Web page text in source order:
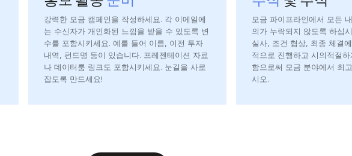
강력한 모금 캠페인을 작성하세요. 각 이메일에
는 수신자가 개인화된 느낌을 받을 수 있도록 변
수를 포함시키세요. 예를 들어 이름, 이전 투자
내역, 펀드명 등이 있습니다. 프레젠테이션 자료
나 데이터룸 링크도 포함시키세요. 눈길을 사로
잡도록 만드세요!
모금 파이프라인에서 모든
의가 누락되지 않도록 하십
실사, 조건 협상, 최종 체결
적으로 진행하고 시의적절
함으로써 모금 분야에서 최
시오.